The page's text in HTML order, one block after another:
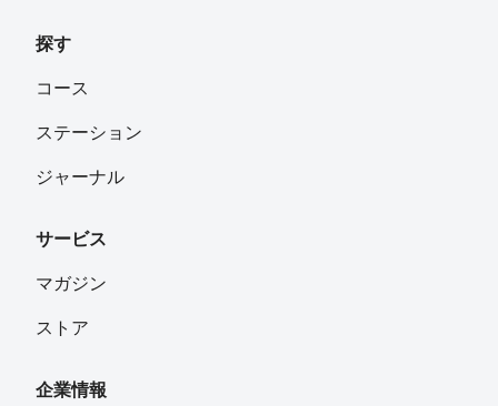
探す
コース
ステーション
ジャーナル
サービス
マガジン
ストア
企業情報